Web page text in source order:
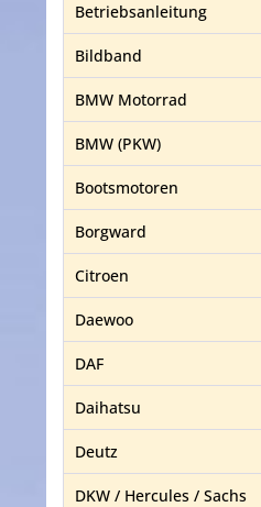
Betriebsanleitung
Bildband
BMW Motorrad
BMW (PKW)
Bootsmotoren
Borgward
Citroen
Daewoo
DAF
Daihatsu
Deutz
DKW / Hercules / Sachs